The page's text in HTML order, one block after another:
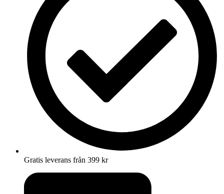
Gratis leverans från 399 kr